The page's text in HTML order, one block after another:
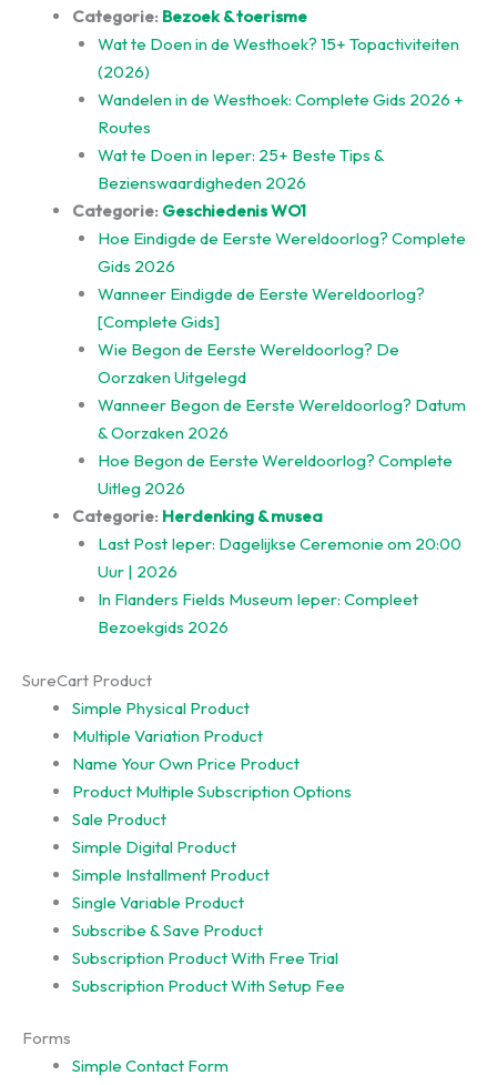
Categorie: Bezoek & toerisme
Wat te Doen in de Westhoek? 15+ Topactiviteiten
(2026)
Wandelen in de Westhoek: Complete Gids 2026 +
Routes
Wat te Doen in Ieper: 25+ Beste Tips &
Bezienswaardigheden 2026
Categorie: Geschiedenis WO1
Hoe Eindigde de Eerste Wereldoorlog? Complete
Gids 2026
Wanneer Eindigde de Eerste Wereldoorlog?
[Complete Gids]
Wie Begon de Eerste Wereldoorlog? De
Oorzaken Uitgelegd
Wanneer Begon de Eerste Wereldoorlog? Datum
& Oorzaken 2026
Hoe Begon de Eerste Wereldoorlog? Complete
Uitleg 2026
Categorie: Herdenking & musea
Last Post Ieper: Dagelijkse Ceremonie om 20:00
Uur | 2026
In Flanders Fields Museum Ieper: Compleet
Bezoekgids 2026
SureCart Product
Simple Physical Product
Multiple Variation Product
Name Your Own Price Product
Product Multiple Subscription Options
Sale Product
Simple Digital Product
Simple Installment Product
Single Variable Product
Subscribe & Save Product
Subscription Product With Free Trial
Subscription Product With Setup Fee
Forms
Simple Contact Form